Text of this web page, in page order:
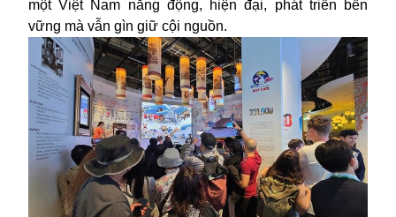
một Việt Nam năng động, hiện đại, phát triển bền
vững mà vẫn gìn giữ cội nguồn.